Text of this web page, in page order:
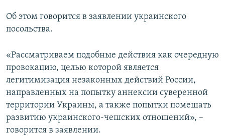
Об этом говорится в заявлении украинского
посольства.
«Рассматриваем подобные действия как очередную
провокацию, целью которой является
легитимизация незаконных действий России,
направленных на попытку аннексии суверенной
территории Украины, а также попытки помешать
развитию украинского-чешских отношений», –
говорится в заявлении.